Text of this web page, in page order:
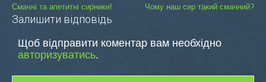
Навігація
записів
Смачні та апетитні сирники! Чому наш сир такий смачний?
Залишити відповідь
Щоб відправити коментар вам необхідно
авторизуватись.